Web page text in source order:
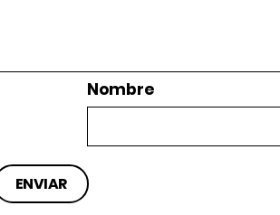
Nombre